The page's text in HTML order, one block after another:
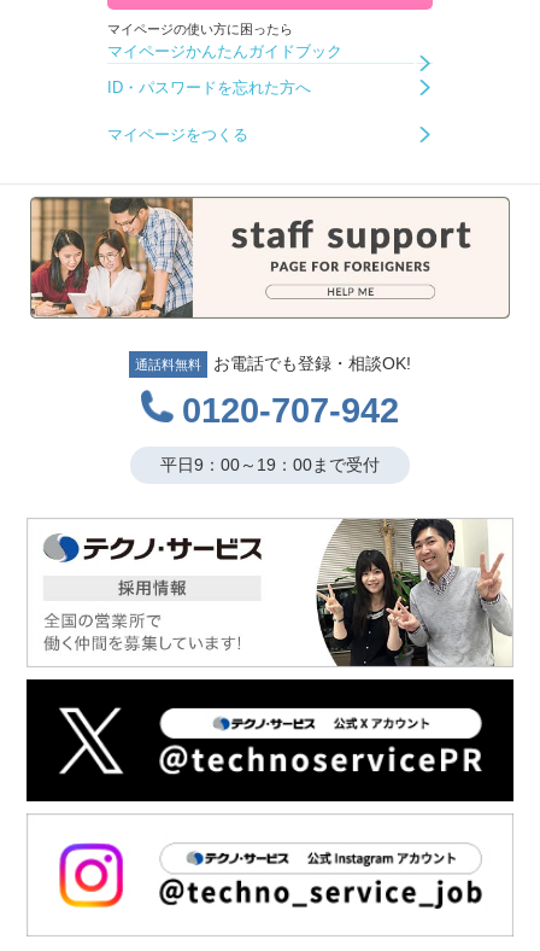
2026年当社のGW期間は5/2(土)～5/6(水)になります。
この期間にエントリー頂きました方につきましては
5/7(木)にお電話させていただきますので、その旨宜しくお願い致し
せっかくエントリー頂いたにも拘わらず、休み期間中にご対応がで
2025.07.31
お仕事相談会■■
あおもりけん弘前市民文化交流館ホール
8/22(金）13:00～19:00
2024.07.17
テクノ・サービス アプリ新登場
マイページや勤怠管理、速払い、SNS等の必要なツールへ簡単にア
クセスできるアプリ(無料)をご用意しました。
ご利用の準備をお願いします。
アプリ説明書
あんしん資格取得制度
対象の資格取得にかかる費用を全額補助
詳細はこちら
2023.01.12
無料学習アプリ【ぽけっと】のご案内
★OAスキル、ビジネス講座などが学び放題！
社会保険情報確認に関して案内
ポルトガル語版はこちら
マイページの使い方に困ったら
マイページかんたんガイドブック
ID・パスワードを忘れた方へ
マイページをつくる
通話料無料 お電話でも登録・相談OK!
0120-707-942
平日9：00～19：00まで受付